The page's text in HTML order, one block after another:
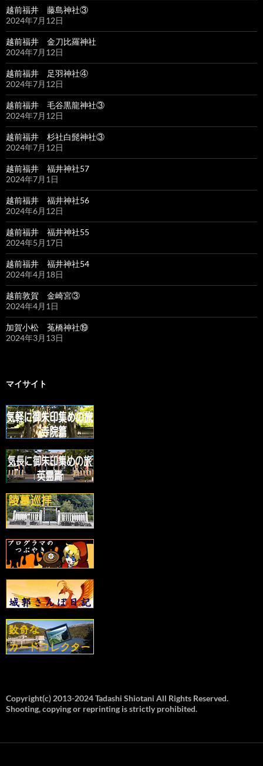
越前福井 藤島神社③
2024年7月12日
越前福井 金刀比羅神社
2024年7月12日
越前福井 足羽神社④
2024年7月12日
越前福井 毛谷黒龍神社③
2024年7月12日
越前福井 杉社白髭神社③
2024年7月12日
越前福井 福井神社57
2024年7月1日
越前福井 福井神社56
2024年6月12日
越前福井 福井神社55
2024年5月17日
越前福井 福井神社54
2024年4月18日
越前敦賀 金崎宮③
2024年4月1日
加賀小松 菟橋神社⑲
2024年3月13日
マイサイト
Copyright(c) 2013-2024 Tadashi Shiotani All Rights Reserved.
Shooting, copying or reprinting is strictly prohibited.